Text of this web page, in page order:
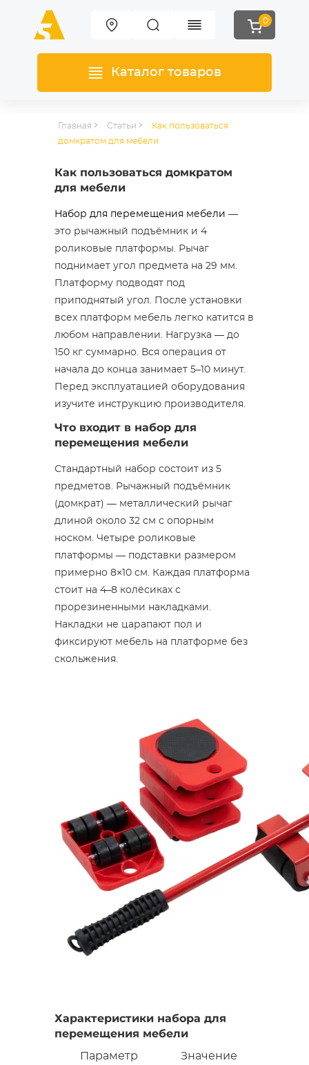
0
Каталог товаров
Главная Статьи
Как пользоваться
домкратом для мебели
Как пользоваться домкратом
для мебели
Набор для перемещения мебели —
это рычажный подъёмник и 4
роликовые платформы. Рычаг
поднимает угол предмета на 29 мм.
Платформу подводят под
приподнятый угол. После установки
всех платформ мебель легко катится в
любом направлении. Нагрузка — до
150 кг суммарно. Вся операция от
начала до конца занимает 5–10 минут.
Перед эксплуатацией оборудования
изучите инструкцию производителя.
Что входит в набор для
перемещения мебели
Стандартный набор состоит из 5
предметов. Рычажный подъёмник
(домкрат) — металлический рычаг
длиной около 32 см с опорным
носком. Четыре роликовые
платформы — подставки размером
примерно 8×10 см. Каждая платформа
стоит на 4–8 колёсиках с
прорезиненными накладками.
Накладки не царапают пол и
фиксируют мебель на платформе без
скольжения.
Характеристики набора для
перемещения мебели
Параметр
Значение